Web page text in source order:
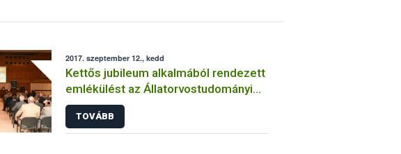
elkezdett akác fajtavizsgálatok eredményei álltak.
2017. szeptember 12., kedd
Kettős jubileum alkalmából rendezett
emlékülést az Állatorvostudományi
Egyetem és a NÉBIH
TOVÁBB